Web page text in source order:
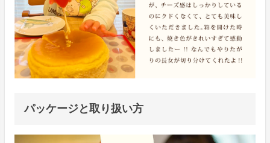
パッケージと取り扱い方